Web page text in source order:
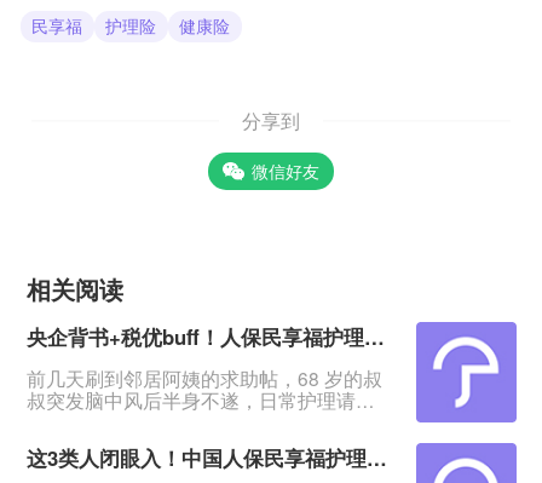
民享福 护理险 健康险
分享到
微信好友
相关阅读
央企背书+税优buff！人保民享福护理险测评：70岁能投，健康告知仅2条，闭眼冲不亏？
前几天刷到邻居阿姨的求助帖，68 岁的叔
叔突发脑中风后半身不遂，日常护理请护
论区里不少人感慨：“老了最怕失能，自己
遭罪还拖垮家人”“想给父母买保障，要么年
这3类人闭眼入！中国人保民享福护理险，节税+增值+失能保障全拿捏